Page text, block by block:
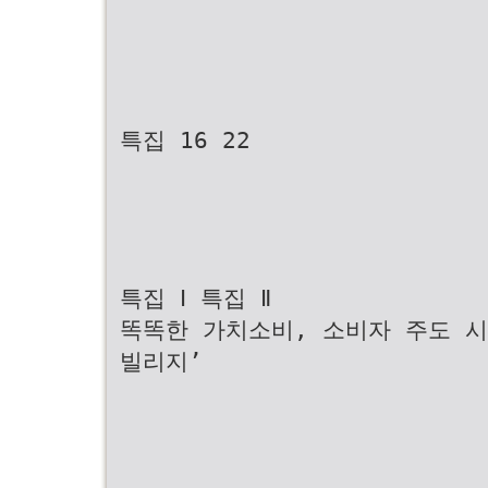
특집 16 22
특집 Ⅰ 특집 Ⅱ
똑똑한 가치소비, 소비자 주도
빌리지’